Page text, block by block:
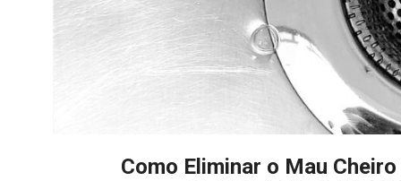
Como Eliminar o Mau